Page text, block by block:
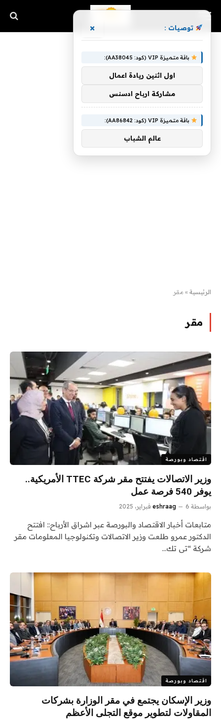
الرئيسية » مقر
مقر
اقتصاد وبورصة
وزير الاتصالات يفتتح مقر شركة TTEC الأمريكية..
يوفر 540 فرصة عمل
بواسطة eshraag 6 فبراير، 2025
متابعات أخبار الاقتصاد والبورصة عبر اشراق الأرباح:: افتتح
الدكتور عمرو طلعت وزير الاتصالات وتكنولوجيا المعلومات مقر
شركة “تى تك…
اقتصاد وبورصة
وزير الإسكان يجتمع في مقر الوزارة بشركات
المقاولات لتطوير موقع التجلى الأعظم
توصيات : ×
باقة متميزة VIP (كود: AA38045):
اول اثنين ريادة اعمال
مشاركة ارباح ادسنس
باقة متميزة VIP (كود: AA86842):
عالم الشباب